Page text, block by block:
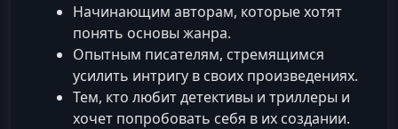
Начинающим авторам, которые хотят
понять основы жанра.
Опытным писателям, стремящимся
усилить интригу в своих произведениях.
Тем, кто любит детективы и триллеры и
хочет попробовать себя в их создании.